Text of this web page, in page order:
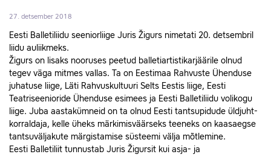
27. detsember 2018
Eesti Balletiliidu seeniorliige Juris Žigurs nimetati 20. detsembril
liidu auliikmeks.
Žigurs on lisaks nooruses peetud balletiartistikarjäärile olnud
tegev väga mitmes vallas. Ta on Eestimaa Rahvuste Ühenduse
juhatuse liige, Läti Rahvuskultuuri Selts Eestis liige, Eesti
Teatriseenioride Ühenduse esimees ja Eesti Balletiliidu volikogu
liige. Juba aastakümneid on ta olnud Eesti tantsupidude üldjuht-
korraldaja, kelle üheks märkimisväärseks teeneks on kaasaegse
tantsuväljakute märgistamise süsteemi välja mõtlemine.
Eesti Balletiliit tunnustab Juris Žigursit kui asja- ja